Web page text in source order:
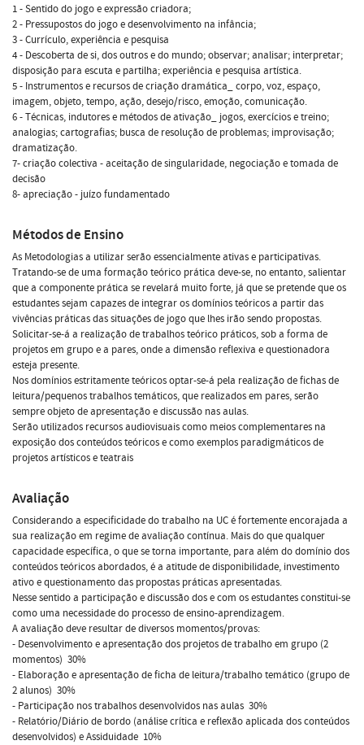
1 - Sentido do jogo e expressão criadora;
2 - Pressupostos do jogo e desenvolvimento na infância;
3 - Currículo, experiência e pesquisa
4 - Descoberta de si, dos outros e do mundo; observar; analisar; interpretar;
disposição para escuta e partilha; experiência e pesquisa artística.
5 - Instrumentos e recursos de criação dramática_ corpo, voz, espaço,
imagem, objeto, tempo, ação, desejo/risco, emoção, comunicação.
6 - Técnicas, indutores e métodos de ativação_ jogos, exercícios e treino;
analogias; cartografias; busca de resolução de problemas; improvisação;
dramatização.
7- criação colectiva - aceitação de singularidade, negociação e tomada de
decisão
8- apreciação - juízo fundamentado
Métodos de Ensino
As Metodologias a utilizar serão essencialmente ativas e participativas.
Tratando-se de uma formação teórico prática deve-se, no entanto, salientar
que a componente prática se revelará muito forte, já que se pretende que os
estudantes sejam capazes de integrar os domínios teóricos a partir das
vivências práticas das situações de jogo que lhes irão sendo propostas.
Solicitar-se-á a realização de trabalhos teórico práticos, sob a forma de
projetos em grupo e a pares, onde a dimensão reflexiva e questionadora
esteja presente.
Nos domínios estritamente teóricos optar-se-á pela realização de fichas de
leitura/pequenos trabalhos temáticos, que realizados em pares, serão
sempre objeto de apresentação e discussão nas aulas.
Serão utilizados recursos audiovisuais como meios complementares na
exposição dos conteúdos teóricos e como exemplos paradigmáticos de
projetos artísticos e teatrais
Avaliação
Considerando a especificidade do trabalho na UC é fortemente encorajada a
sua realização em regime de avaliação contínua. Mais do que qualquer
capacidade específica, o que se torna importante, para além do domínio dos
conteúdos teóricos abordados, é a atitude de disponibilidade, investimento
ativo e questionamento das propostas práticas apresentadas.
Nesse sentido a participação e discussão dos e com os estudantes constitui-se
como uma necessidade do processo de ensino-aprendizagem.
A avaliação deve resultar de diversos momentos/provas:
- Desenvolvimento e apresentação dos projetos de trabalho em grupo (2
momentos)  30%
- Elaboração e apresentação de ficha de leitura/trabalho temático (grupo de
2 alunos)  30%
- Participação nos trabalhos desenvolvidos nas aulas  30%
- Relatório/Diário de bordo (análise crítica e reflexão aplicada dos conteúdos
desenvolvidos) e Assiduidade  10%